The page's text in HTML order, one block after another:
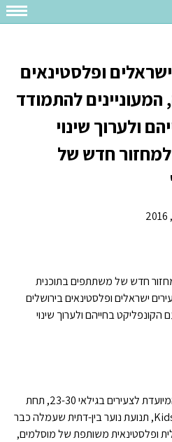
ופלסטינאים
המעוניינים להתמודד
ולערוך שינוי
חדש של
חדש של משתתפים בתוכנית
ישראלים ופלסטינאים בירושלים
בחייהם ולערוך שינוי
"מדיאלוג לעשייה" הינה תוכנית המיועדת לצעירים בגילאי 23-30, תחת
הארגון Kids4Peace International, תנועת נוער בין-דתית שעמלה כבר
ופלסטינאית משותפת של מוסלמים,